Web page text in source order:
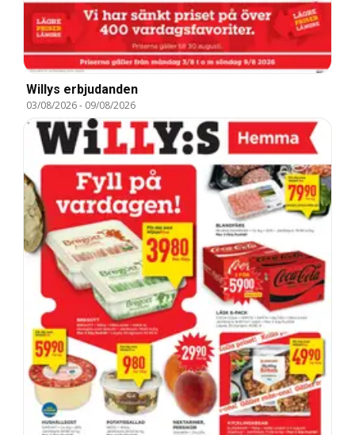
Willys erbjudanden
03/08/2026- 09/08/2026